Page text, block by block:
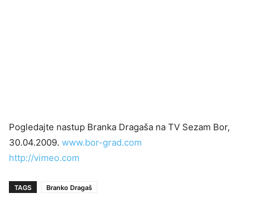
Pogledajte nastup Branka Dragaša na TV Sezam Bor,
30.04.2009. www.bor-grad.com
http://vimeo.com
TAGS Branko Dragaš